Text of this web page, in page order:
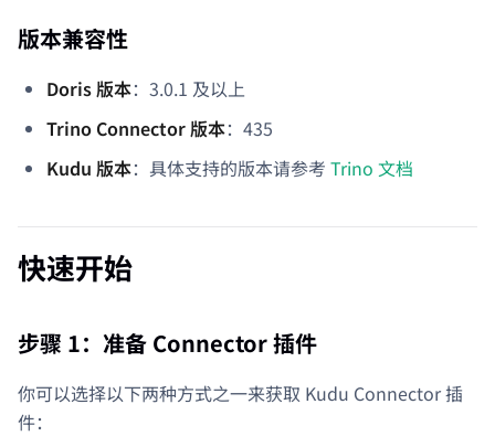
版本兼容性
Doris 版本：3.0.1 及以上
Trino Connector 版本：435
Kudu 版本：具体支持的版本请参考 Trino 文档
快速开始
步骤 1：准备 Connector 插件
你可以选择以下两种方式之一来获取 Kudu Connector 插
件：